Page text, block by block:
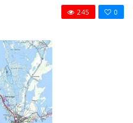
0
245